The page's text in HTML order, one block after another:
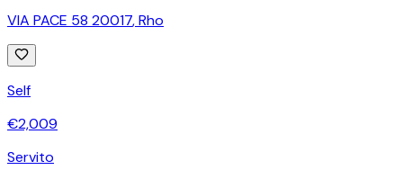
VIA PACE 58 20017,Rho
Self
€2,009
Servito